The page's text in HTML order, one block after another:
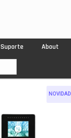
Suporte About